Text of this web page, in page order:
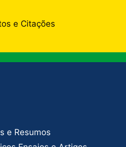
e Citações
e Resumos